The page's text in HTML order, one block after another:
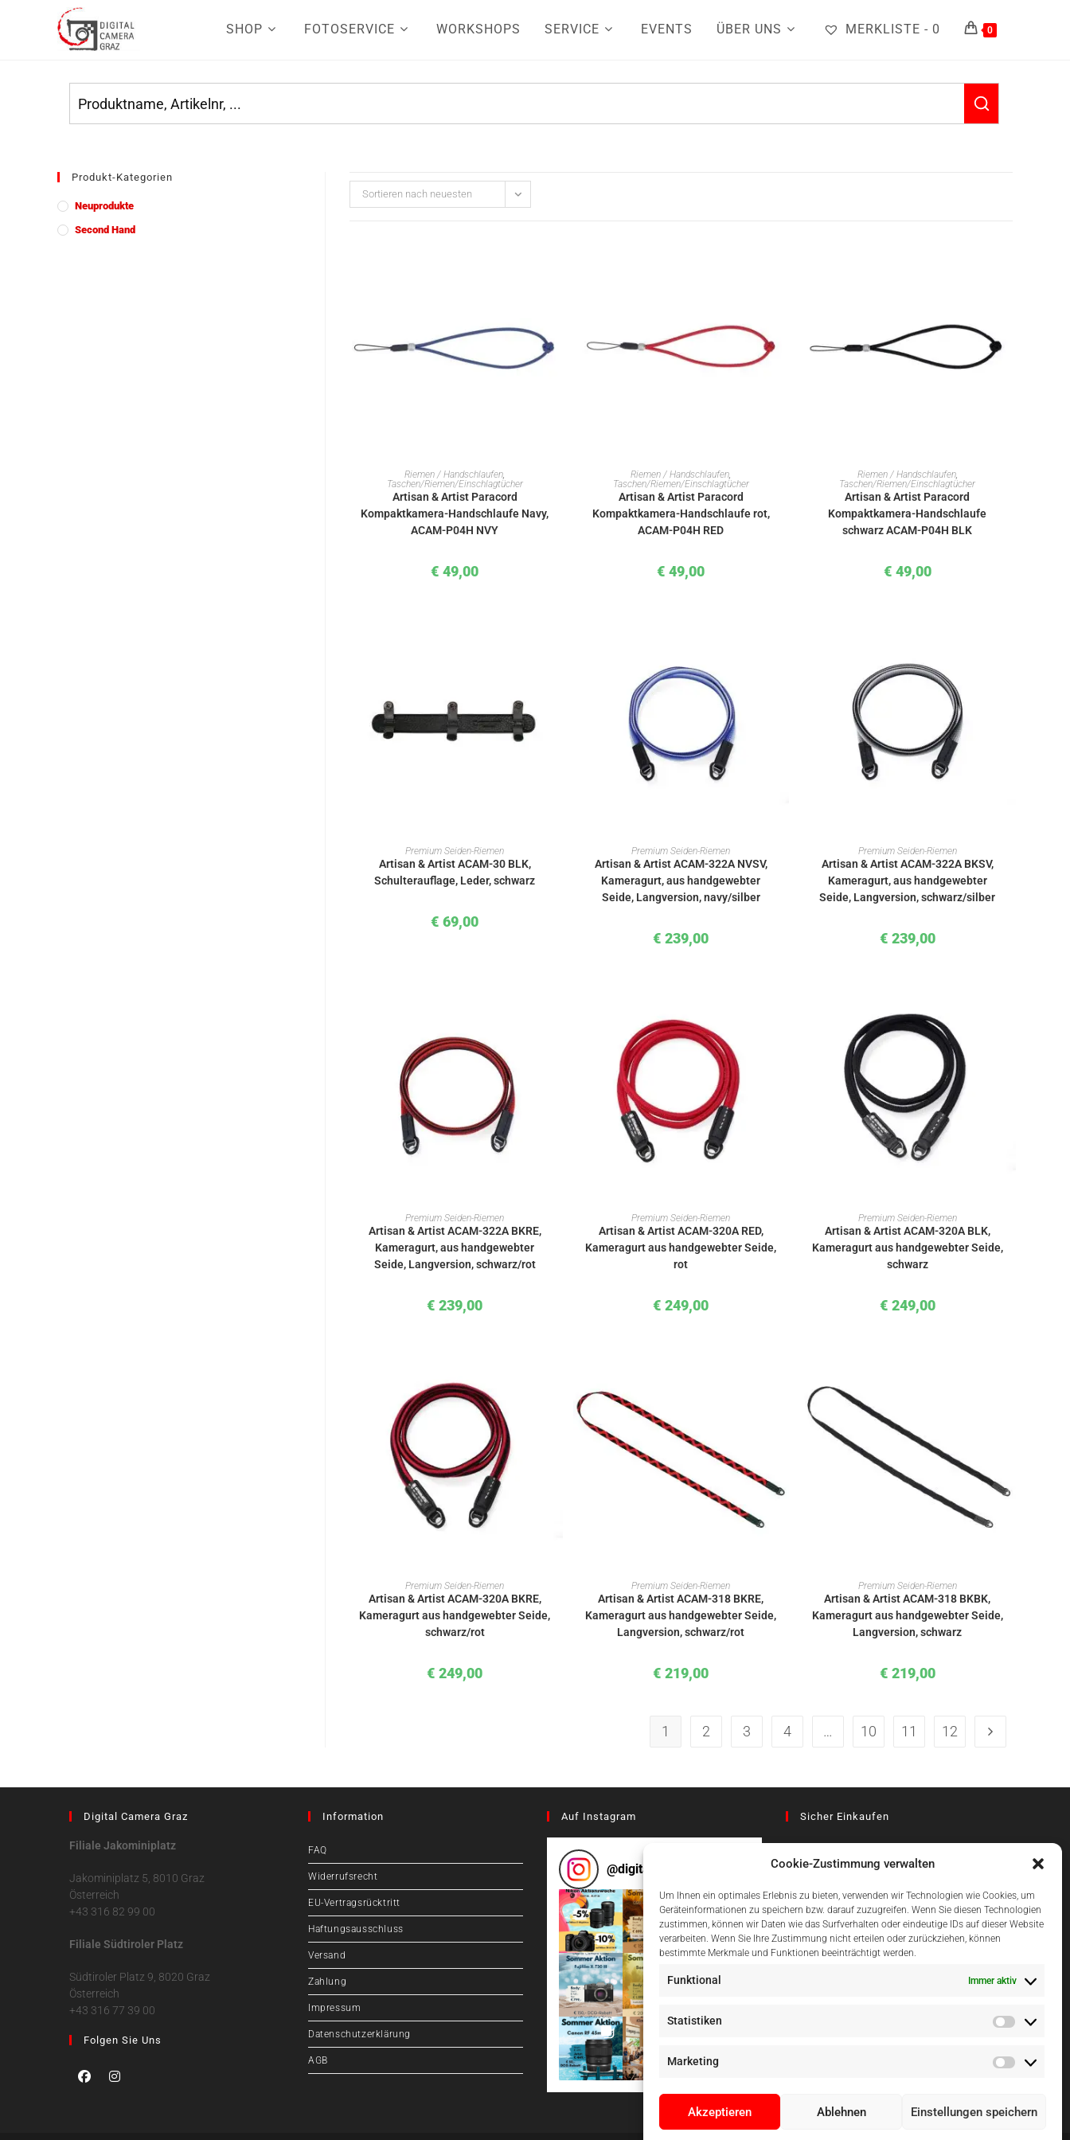
Cookie-Zustimmung verwalten
Um Ihnen ein optimales Erlebnis zu bieten, verwenden wir Technologien wie Cookies, um
Geräteinformationen zu speichern bzw. darauf zuzugreifen. Wenn Sie diesen Technologien
zustimmen, können wir Daten wie das Surfverhalten oder eindeutige IDs auf dieser Website
verarbeiten. Wenn Sie Ihre Zustimmung nicht erteilen oder zurückziehen, können
bestimmte Merkmale und Funktionen beeinträchtigt werden.
Funktional Immer aktiv
Statistiken
Marketing
Akzeptieren Ablehnen Einstellungen speichern
SHOP FOTOSERVICE WORKSHOPS SERVICE EVENTS ÜBER UNS MERKLISTE - 0 0
Produkt-Kategorien
Neuprodukte
Second Hand
Sortieren nach neuesten
IN DEN WARENKORB
Riemen / Handschlaufen
Taschen/Riemen/Einschlagtücher
Artisan & Artist Paracord
Kompaktkamera-Handschlaufe Navy,
ACAM-P04H NVY
€ 49,00
IN DEN WARENKORB
Riemen / Handschlaufen
Taschen/Riemen/Einschlagtücher
Artisan & Artist Paracord
Kompaktkamera-Handschlaufe rot,
ACAM-P04H RED
€ 49,00
IN DEN WARENKORB
Riemen / Handschlaufen,
Taschen/Riemen/Einschlagtücher
Artisan & Artist Paracord
Kompaktkamera-Handschlaufe
schwarz ACAM-P04H BLK
€ 49,00
IN DEN WARENKORB
Premium Seiden-Riemen
Artisan & Artist ACAM-30 BLK,
Schulterauflage, Leder, schwarz
€ 69,00
IN DEN WARENKORB
Premium Seiden-Riemen
Artisan & Artist ACAM-322A NVSV,
Kameragurt, aus handgewebter
Seide, Langversion, navy/silber
€ 239,00
IN DEN WARENKORB
Premium Seiden-Riemen
Artisan & Artist ACAM-322A BKSV,
Kameragurt, aus handgewebter
Seide, Langversion, schwarz/silber
€ 239,00
IN DEN WARENKORB
Premium Seiden-Riemen
Artisan & Artist ACAM-322A BKRE,
Kameragurt, aus handgewebter
Seide, Langversion, schwarz/rot
€ 239,00
IN DEN WARENKORB
Premium Seiden-Riemen
Artisan & Artist ACAM-320A RED,
Kameragurt aus handgewebter Seide,
rot
€ 249,00
IN DEN WARENKORB
Premium Seiden-Riemen
Artisan & Artist ACAM-320A BLK,
Kameragurt aus handgewebter Seide,
schwarz
€ 249,00
IN DEN WARENKORB
Premium Seiden-Riemen
Artisan & Artist ACAM-320A BKRE,
Kameragurt aus handgewebter Seide,
schwarz/rot
€ 249,00
IN DEN WARENKORB
Premium Seiden-Riemen
Artisan & Artist ACAM-318 BKRE,
Kameragurt aus handgewebter Seide,
Langversion, schwarz/rot
€ 219,00
IN DEN WARENKORB
Premium Seiden-Riemen
Artisan & Artist ACAM-318 BKBK,
Kameragurt aus handgewebter Seide,
Langversion, schwarz
€ 219,00
1 2 3 4 … 10 11 12
Digital Camera Graz
Filiale Jakominiplatz
Jakominiplatz 5, 8010 Graz
Österreich
+43 316 82 99 00
Filiale Südtiroler Platz
Südtiroler Platz 9, 8020 Graz
Österreich
+43 316 77 39 00
Folgen Sie Uns
Information
FAQ
Widerrufsrecht
EU-Vertragsrücktritt
Haftungsausschluss
Versand
Zahlung
Impressum
Datenschutzerklärung
AGB
Auf Instagram
@digitalcameragraz
Sicher Einkaufen
Einfach Online Bezahlen